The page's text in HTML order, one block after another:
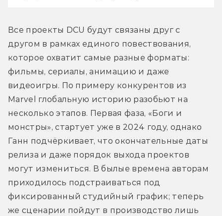
Все проекты DCU будут связаны друг с
другом в рамках единого повествования,
которое охватит самые разные форматы:
фильмы, сериалы, анимацию и даже
видеоигры. По примеру конкурентов из
Marvel глобальную историю разобьют на
несколько этапов. Первая фаза, «Боги и
монстры», стартует уже в 2024 году, однако
Ганн подчёркивает, что окончательные даты
релиза и даже порядок выхода проектов
могут измениться. В былые времена авторам
приходилось подстраиваться под
фиксированный студийный график; теперь
же сценарии пойдут в производство лишь